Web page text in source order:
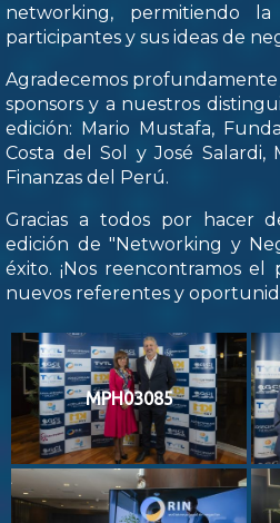
networking, permitiendo
participantes y sus ideas de
Agradecemos
sponsors y a nuestros
edición: Mario Mustafa,
Costa del Sol y José Salardi,
Finanzas del Perú.
Gracias a todos por hacer
edición de "Networking y
éxito. ¡Nos reencontramos
nuevos referentes y
MPH03085